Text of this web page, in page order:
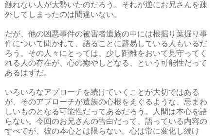
触れない人が大勢いたのだろう。それが逆にお兄さんを疎
外してしまったのは間違いない。
だが、他の凶悪事件の被害者遺族の中には根掘り葉掘り事
件について聞かれて、語ることに辟易している人もいるだ
ろう。その人々にとっては、少し距離をおいて見守ってく
れる人の存在が、心の癒やしとなる、という可能性だって
あるはずだ。
いろいろなアプローチを続けていくことが大切ではある
が、そのアプローチが遺族の心根をえぐるような、忌まわ
しいものとなる可能性だってあるだろう。人間は本心を語
らない。今回のお兄さんの告白だって、語っている内容の
すべてが、彼の本心とは限らない。心は常に変化し続け